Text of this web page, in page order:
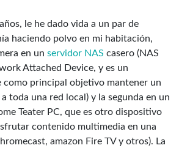
le he dado vida a un par de
haciendo polvo en mi habitación,
en un servidor NAS casero (NAS
Attached Device, y es un
como principal objetivo mantener un
toda una red local) y la segunda en un
Teater PC, que es otro dispositivo
contenido multimedia en una
amazon Fire TV y otros). La